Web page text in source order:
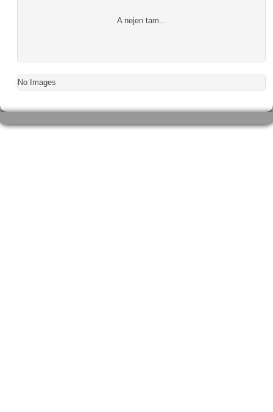
A nejen tam...
No Images